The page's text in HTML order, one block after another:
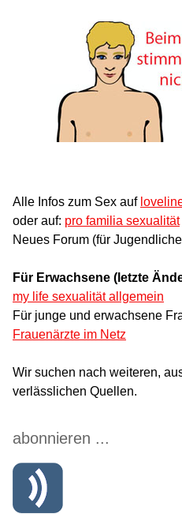
Alle Infos zum Sex auf
oder auf: pro familia sexualität
Neues Forum (für
Für Erwachsene (letzte
my life sexualität allgemein
Für junge und erwachsene
Frauenärzte im Netz
Wir suchen nach weiteren,
verlässlichen Quellen.
abonnieren ...